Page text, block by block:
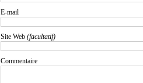
E-mail
Site Web (facultatif)
Commentaire